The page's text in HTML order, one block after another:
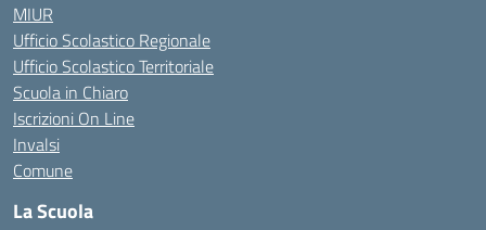
MIUR
Ufficio Scolastico Regionale
Ufficio Scolastico Territoriale
Scuola in Chiaro
Iscrizioni On Line
Invalsi
Comune
La Scuola